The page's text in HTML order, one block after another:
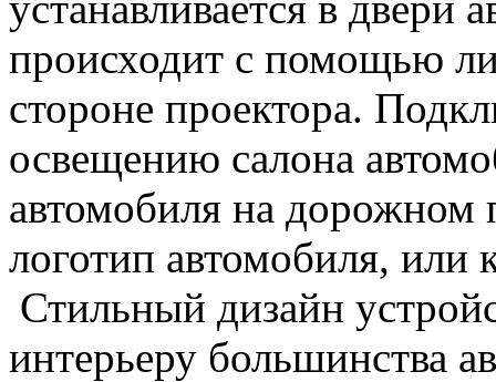
происходит с помощью
стороне проектора.
освещению салона
автомобиля на дорожном
логотип автомобиля, или
Стильный дизайн
интерьеру большинства